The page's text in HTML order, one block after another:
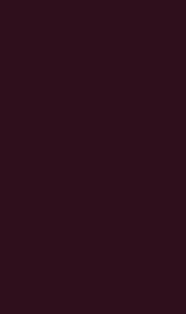
och
med
gick med på
vatten.